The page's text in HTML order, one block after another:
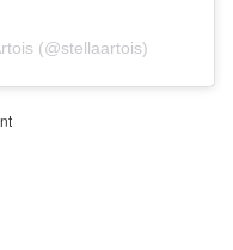
(@stellaartois)